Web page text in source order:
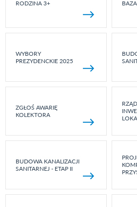
RODZINA 3+
WYBORY
PREZYDENCKIE 2025
ZGŁOŚ AWARIĘ
KOLEKTORA
BUDOWA KANALIZACJI
SANITARNEJ - ETAP II